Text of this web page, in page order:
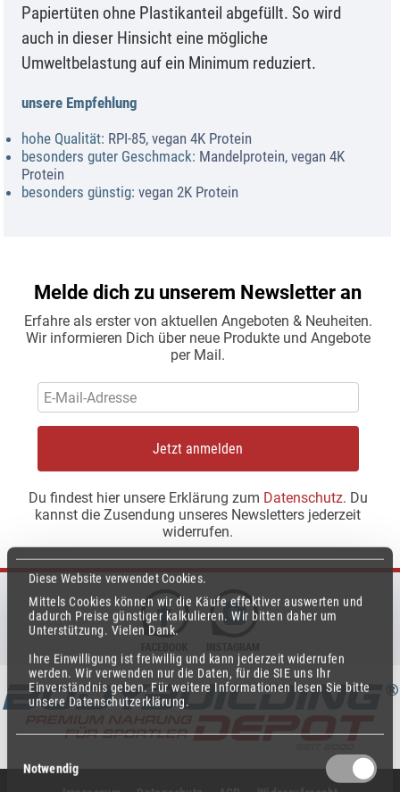
Diese Website verwendet Cookies.
Mittels Cookies können wir die Käufe effektiver auswerten und
dadurch Preise günstiger kalkulieren. Wir bitten daher um
Unterstützung. Vielen Dank.
Ihre Einwilligung ist freiwillig und kann jederzeit widerrufen
werden. Wir verwenden nur die Daten, für die SIE uns Ihr
Einverständnis geben. Für weitere Informationen lesen Sie bitte
unsere Datenschutzerklärung.
Notwendig
Papiertüten ohne Plastikanteil abgefüllt. So wird
auch in dieser Hinsicht eine mögliche
Umweltbelastung auf ein Minimum reduziert.
unsere Empfehlung
hohe Qualität: RPI-85,vegan 4K Protein
besonders guter Geschmack: Mandelprotein,vegan 4K
Protein
besonders günstig:vegan 2K Protein
Melde dich zu unserem Newsletter an
Erfahre als erster von aktuellen Angeboten & Neuheiten.
Wir informieren Dich über neue Produkte und Angebote
per Mail.
Jetzt anmelden
Du findest hier unsere Erklärung zum Datenschutz. Du
kannst die Zusendung unseres Newsletters jederzeit
widerrufen.